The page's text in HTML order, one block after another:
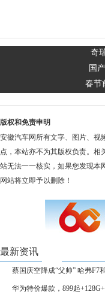
奇
国
春节
版权和免责申明
安徽汽车网所有文字、图片、视
点，本站亦不为其版权负责。相
站无法一一核实，如果您发现本
网站将立即予以删除！
最新资讯
蔡国庆空降成“父帅” 哈弗F7
华为特价爆款，899起